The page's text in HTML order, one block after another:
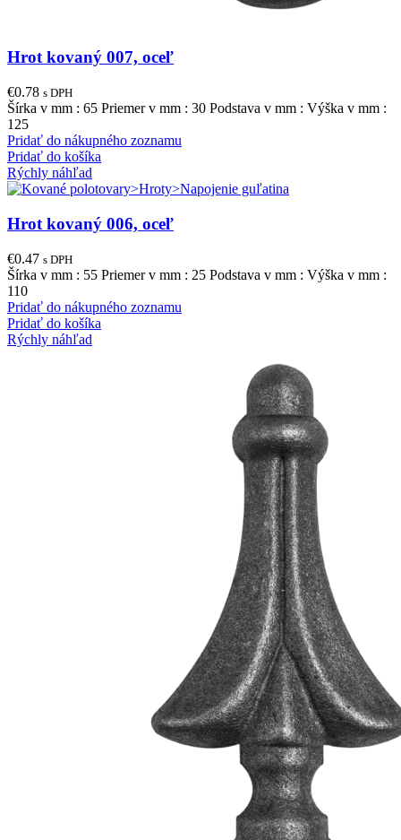
Hrot kovaný 007, oceľ
€0.78 s DPH
Šírka v mm : 65 Priemer v mm : 30 Podstava v mm : Výška v mm :
125
Pridať do nákupného zoznamu
Pridať do košíka
Rýchly náhľad
Hrot kovaný 006, oceľ
€0.47 s DPH
Šírka v mm : 55 Priemer v mm : 25 Podstava v mm : Výška v mm :
110
Pridať do nákupného zoznamu
Pridať do košíka
Rýchly náhľad